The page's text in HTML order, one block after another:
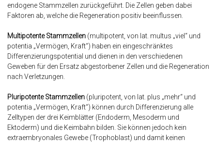
endogene Stammzellen zurückgeführt. Die Zellen geben dabei
Faktoren ab, welche die Regeneration positiv beeinflussen.
Multipotente Stammzellen (multipotent, von lat. multus „viel“ und
potentia „Vermögen, Kraft“) haben ein eingeschränktes
Differenzierungspotential und dienen in den verschiedenen
Geweben für den Ersatz abgestorbener Zellen und die Regeneration
nach Verletzungen.
Pluripotente Stammzellen (pluripotent, von lat. plus „mehr“ und
potentia „Vermögen, Kraft“) können durch Differenzierung alle
Zelltypen der drei Keimblätter (Endoderm, Mesoderm und
Ektoderm) und die Keimbahn bilden. Sie können jedoch kein
extraembryonales Gewebe (Trophoblast) und damit keinen